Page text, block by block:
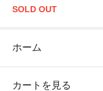
SOLD OUT
ホーム
カートを見る